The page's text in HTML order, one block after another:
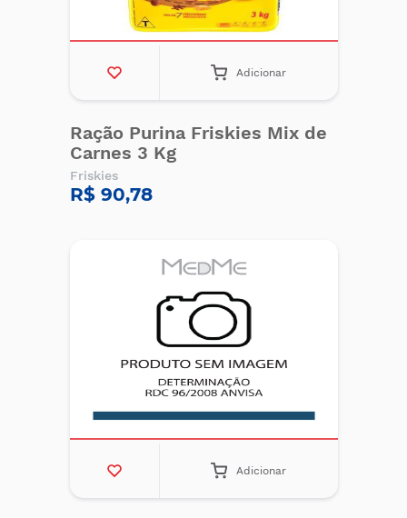
Adicionar
Ração Purina Friskies Mix de
Carnes 3 Kg
Friskies
R$ 90,78
Adicionar